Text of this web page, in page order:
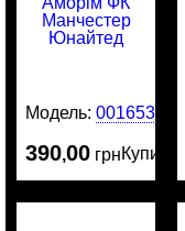
Модель:0016534
390,00 грнКупити